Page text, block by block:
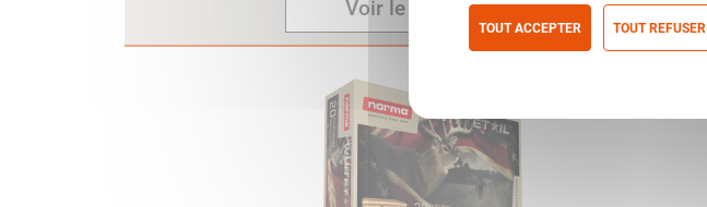
Voir le produit
TOUT ACCEPTER TOUT REFUSER